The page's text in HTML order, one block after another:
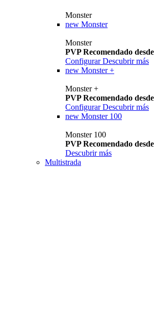
Monster
new Monster
Monster
PVP Recomendado
Configurar Descubrir más
new Monster +
Monster +
PVP Recomendado
Configurar Descubrir más
new Monster 100
Monster 100
PVP Recomendado
Descubrir más
Multistrada